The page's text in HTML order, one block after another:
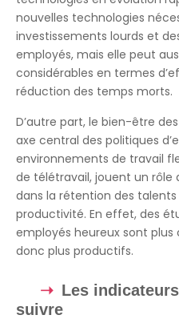
nouvelles technologies
investissements lourds et
employés, mais elle peut
considérables en termes
réduction des temps morts.
D’autre part, le bien-être
axe central des politiques
environnements de travail
de télétravail, jouent un rôle
dans la rétention des
productivité. En effet, des
employés heureux sont
donc plus productifs.
Les
suivre